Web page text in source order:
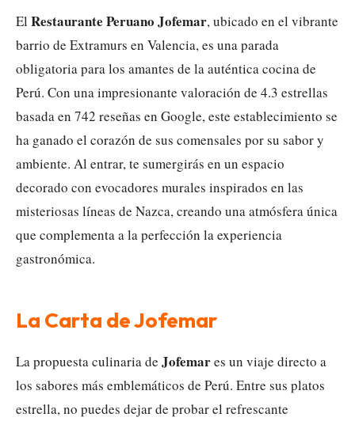
El Restaurante Peruano Jofemar, ubicado en el vibrante
barrio de Extramurs en Valencia, es una parada
obligatoria para los amantes de la auténtica cocina de
Perú. Con una impresionante valoración de 4.3 estrellas
basada en 742 reseñas en Google, este establecimiento se
ha ganado el corazón de sus comensales por su sabor y
ambiente. Al entrar, te sumergirás en un espacio
decorado con evocadores murales inspirados en las
misteriosas líneas de Nazca, creando una atmósfera única
que complementa a la perfección la experiencia
gastronómica.
La Carta de Jofemar
La propuesta culinaria de Jofemares un viaje directo a
los sabores más emblemáticos de Perú. Entre sus platos
estrella, no puedes dejar de probar el refrescante